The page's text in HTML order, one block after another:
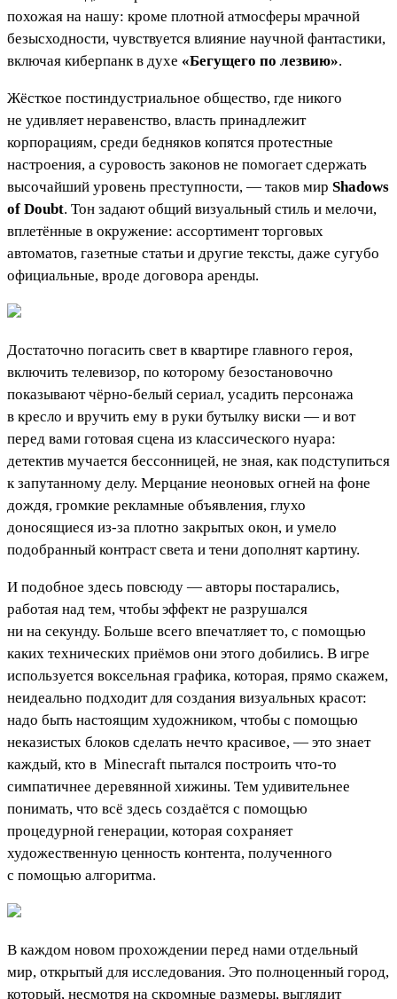
похожая на нашу: кроме плотной атмосферы мрачной
безысходности, чувствуется влияние научной фантастики,
включая киберпанк в духе «Бегущего по лезвию».
Жёсткое постиндустриальное общество, где никого
не удивляет неравенство, власть принадлежит
корпорациям, среди бедняков копятся протестные
настроения, а суровость законов не помогает сдержать
высочайший уровень преступности, — таков мир Shadows
of Doubt. Тон задают общий визуальный стиль и мелочи,
вплетённые в окружение: ассортимент торговых
автоматов, газетные статьи и другие тексты, даже сугубо
официальные, вроде договора аренды.
Достаточно погасить свет в квартире главного героя,
включить телевизор, по которому безостановочно
показывают чёрно-белый сериал, усадить персонажа
в кресло и вручить ему в руки бутылку виски — и вот
перед вами готовая сцена из классического нуара:
детектив мучается бессонницей, не зная, как подступиться
к запутанному делу. Мерцание неоновых огней на фоне
дождя, громкие рекламные объявления, глухо
доносящиеся из-за плотно закрытых окон, и умело
подобранный контраст света и тени дополнят картину.
И подобное здесь повсюду — авторы постарались,
работая над тем, чтобы эффект не разрушался
ни на секунду. Больше всего впечатляет то, с помощью
каких технических приёмов они этого добились. В игре
используется воксельная графика, которая, прямо скажем,
неидеально подходит для создания визуальных красот:
надо быть настоящим художником, чтобы с помощью
неказистых блоков сделать нечто красивое, — это знает
каждый, кто в Minecraft пытался построить что-то
симпатичнее деревянной хижины. Тем удивительнее
понимать, что всё здесь создаётся с помощью
процедурной генерации, которая сохраняет
художественную ценность контента, полученного
с помощью алгоритма.
В каждом новом прохождении перед нами отдельный
мир, открытый для исследования. Это полноценный город,
который, несмотря на скромные размеры, выглядит